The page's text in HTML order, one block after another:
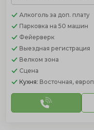
Алкоголь за доп. плату
Парковка на 50 машин
Фейерверк
Выездная регистрация
Велком зона
Сцена
Кухня: Восточная,